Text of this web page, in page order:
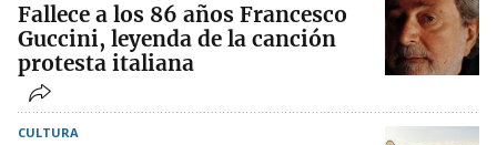
Fallece a los 86 años Francesco
Guccini, leyenda de la canción
protesta italiana
CULTURA